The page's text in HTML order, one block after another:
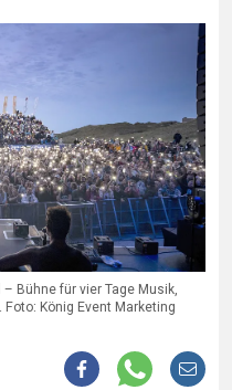
Bühne für vier Tage Musik,
König Event Marketing